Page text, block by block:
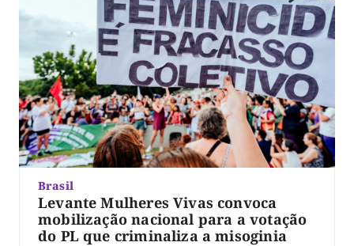
Brasil
Levante Mulheres Vivas convoca
mobilização nacional para a votação
do PL que criminaliza a misoginia